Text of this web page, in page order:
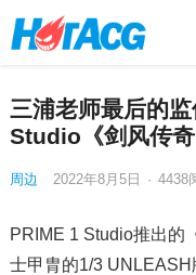
三浦老师最后的
Studio《剑风传
周边 2022年8月5日 · 4438
PRIME 1 Studio推出的
士甲胄的1/3